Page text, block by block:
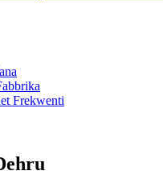
Frekwenti